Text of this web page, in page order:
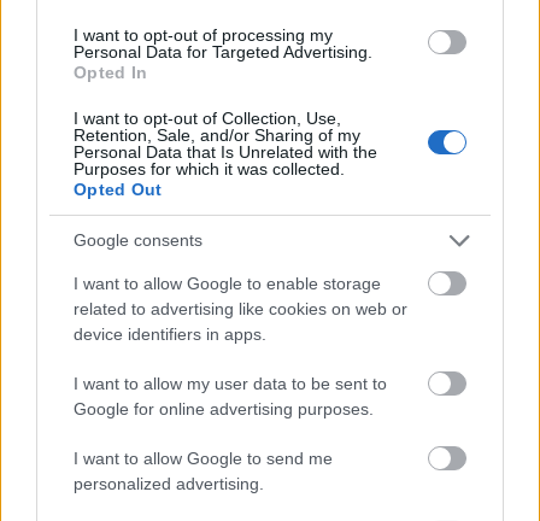
I want to opt-out of processing my
Personal Data for Targeted Advertising.
Opted In
I want to opt-out of Collection, Use,
Retention, Sale, and/or Sharing of my
Personal Data that Is Unrelated with the
Purposes for which it was collected.
Opted Out
Google consents
I want to allow Google to enable storage
related to advertising like cookies on web or
device identifiers in apps.
I want to allow my user data to be sent to
Google for online advertising purposes.
I want to allow Google to send me
personalized advertising.
τον δρόμο για να γίνει η φωνή των νέων
εποικοδομητική πρόταση για το αύριο.
Τώρα είναι η στιγμή να συνεχιστεί τη δράση!
Ποιος πρέπει να είναι ο ρόλος και οι ευθύνες
των εκπροσώπων στην Συμβουλευτική Ομάδα
Νέων; Πώς μπορούν οι νέοι να διαμορφώσουμε
το μέλλον του Προσκοπισμού;
Ευέλικτη Εθελοντική Συμμετοχή στην
Προσκοπική Κίνηση του αύριο – Στην εποχή των
ενήλικοι εθελοντές να συμμετέχουν με ευέλικτο
τρόπο που ταιριάζει στον δικό τους ρυθμό;
Μπορούν οι ευέλικτες εθελοντικές θέσεις, να
επιτρέψουν να προσαρμοστεί ο χρόνος και οι